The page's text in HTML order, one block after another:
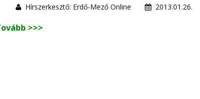
Hírszerkesztő: Erdő-Mező Online 2013.01.26.
>>>